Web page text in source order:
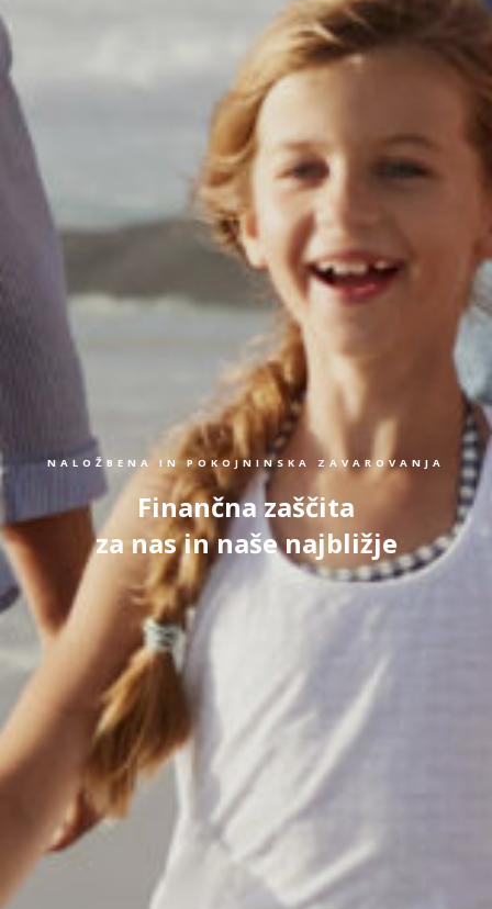
NALOŽBENA IN POKOJNINSKA ZAVAROVANJA
Finančna zaščita
za nas in naše najbližje